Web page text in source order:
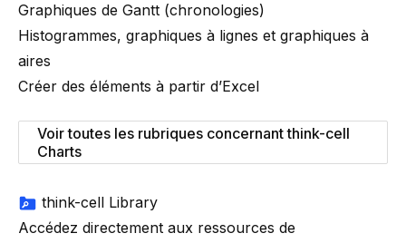
Graphiques de Gantt (chronologies)
Histogrammes, graphiques à lignes et graphiques à
aires
Créer des éléments à partir d’Excel
Voir toutes les rubriques concernant think-cell
Charts
think-cell Library
Accédez directement aux ressources de